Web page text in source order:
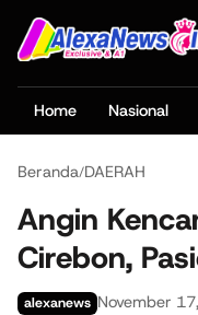
Home Nasional
Beranda/DAERAH
Angin
Cirebon,
alexanews November